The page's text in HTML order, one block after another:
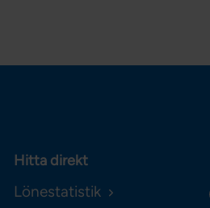
Hitta direkt
Lönestatistik